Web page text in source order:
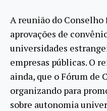
A reunião do
aprovações de
universidades
empresas públicas. O
ainda, que o Fórum de
organizando para
sobre autonomia